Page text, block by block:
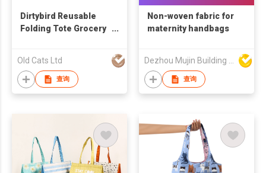
Dirtybird Reusable
Folding Tote Grocery
Old Cats Ltd
查询
Non-woven fabric for
maternity handbags
Dezhou Mujin Building Material Co Ltd
查询